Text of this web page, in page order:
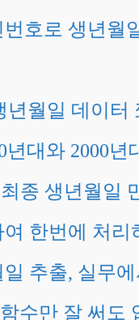
호로 생년월
월일 데이터
대와 2000년
종 생년월일
한번에 처리
추출, 실무
수만 잘 써도